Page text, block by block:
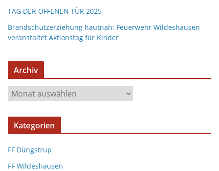
TAG DER OFFENEN TÜR 2025
Brandschutzerziehung hautnah: Feuerwehr Wildeshausen
veranstaltet Aktionstag für Kinder
Archiv
Kategorien
FF Düngstrup
FF Wildeshausen